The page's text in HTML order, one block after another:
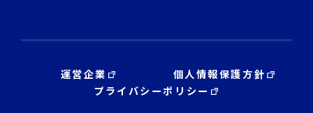
運営企業
個人情報保護方針
プライバシーポリシー